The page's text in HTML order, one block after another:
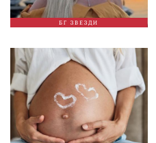
БГ ЗВЕЗДИ